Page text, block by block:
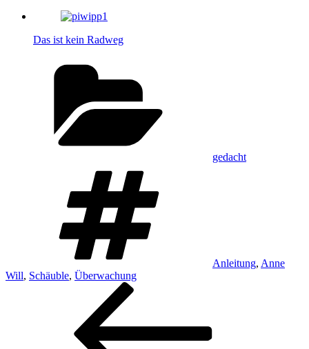
Das ist kein Radweg
gedacht
Anleitung, Anne
Will, Schäuble, Überwachung
Beitragsnavigation